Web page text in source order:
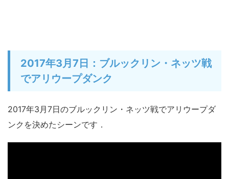
2017年3月7日：ブルックリン・ネッツ戦
でアリウープダンク
2017年3月7日のブルックリン・ネッツ戦でアリウープダ
ンクを決めたシーンです．